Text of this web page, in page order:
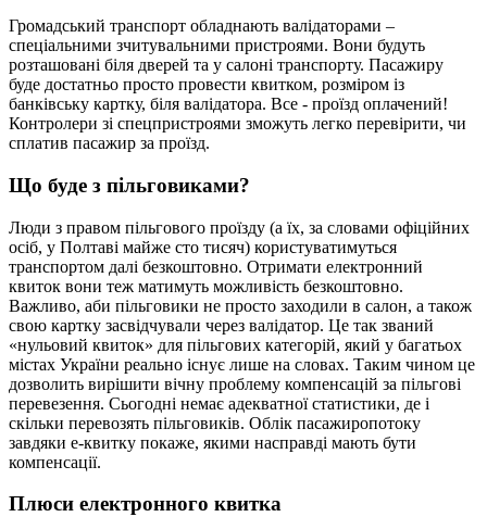
Громадський транспорт обладнають валідаторами –
спеціальними зчитувальними пристроями. Вони будуть
розташовані біля дверей та у салоні транспорту. Пасажиру
буде достатньо просто провести квитком, розміром із
банківську картку, біля валідатора. Все - проїзд оплачений!
Контролери зі спецпристроями зможуть легко перевірити, чи
сплатив пасажир за проїзд.
Що буде з пільговиками?
Люди з правом пільгового проїзду (а їх, за словами офіційних
осіб, у Полтаві майже сто тисяч) користуватимуться
транспортом далі безкоштовно. Отримати електронний
квиток вони теж матимуть можливість безкоштовно.
Важливо, аби пільговики не просто заходили в салон, а також
свою картку засвідчували через валідатор. Це так званий
«нульовий квиток» для пільгових категорій, який у багатьох
містах України реально існує лише на словах. Таким чином це
дозволить вирішити вічну проблему компенсацій за пільгові
перевезення. Сьогодні немає адекватної статистики, де і
скільки перевозять пільговиків. Облік пасажиропотоку
завдяки е-квитку покаже, якими насправді мають бути
компенсації.
Плюси електронного квитка